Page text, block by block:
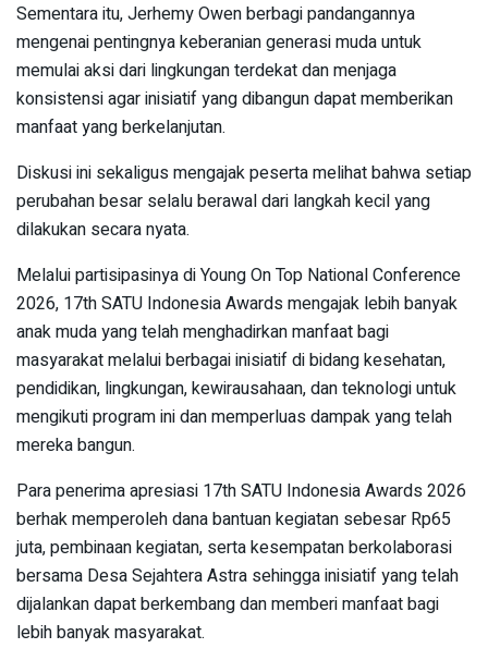
Sementara itu, Jerhemy Owen berbagi pandangannya
mengenai pentingnya keberanian generasi muda untuk
memulai aksi dari lingkungan terdekat dan menjaga
konsistensi agar inisiatif yang dibangun dapat memberikan
manfaat yang berkelanjutan.
Diskusi ini sekaligus mengajak peserta melihat bahwa setiap
perubahan besar selalu berawal dari langkah kecil yang
dilakukan secara nyata.
Melalui partisipasinya di Young On Top National Conference
2026, 17th SATU Indonesia Awards mengajak lebih banyak
anak muda yang telah menghadirkan manfaat bagi
masyarakat melalui berbagai inisiatif di bidang kesehatan,
pendidikan, lingkungan, kewirausahaan, dan teknologi untuk
mengikuti program ini dan memperluas dampak yang telah
mereka bangun.
Para penerima apresiasi 17th SATU Indonesia Awards 2026
berhak memperoleh dana bantuan kegiatan sebesar Rp65
juta, pembinaan kegiatan, serta kesempatan berkolaborasi
bersama Desa Sejahtera Astra sehingga inisiatif yang telah
dijalankan dapat berkembang dan memberi manfaat bagi
lebih banyak masyarakat.